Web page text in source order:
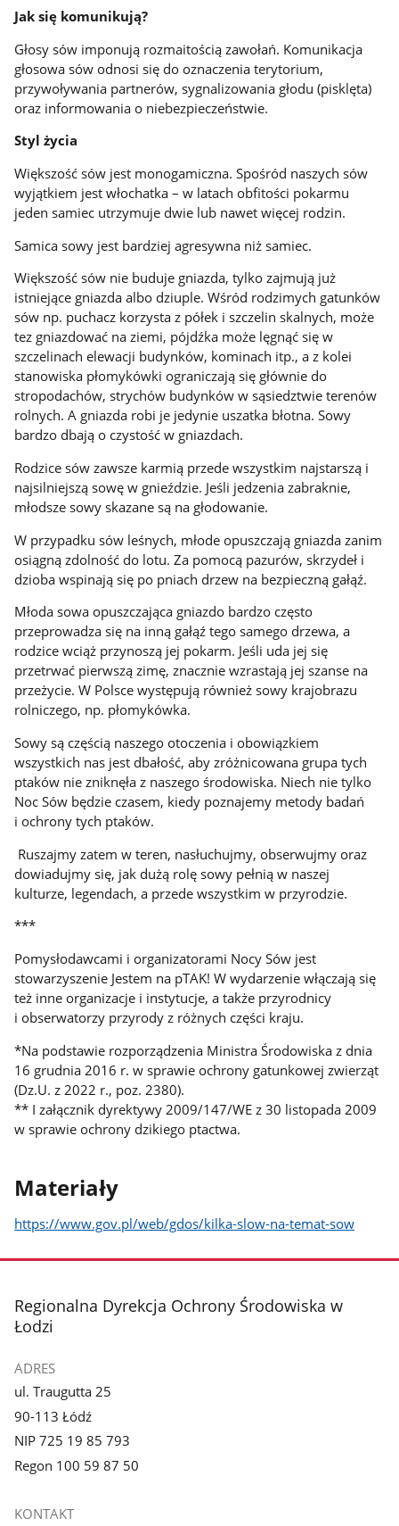
Jak się komunikują?
Głosy sów imponują rozmaitością zawołań. Komunikacja
głosowa sów odnosi się do oznaczenia terytorium,
przywoływania partnerów, sygnalizowania głodu (pisklęta)
oraz informowania o niebezpieczeństwie.
Styl życia
Większość sów jest monogamiczna. Spośród naszych sów
wyjątkiem jest włochatka – w latach obfitości pokarmu
jeden samiec utrzymuje dwie lub nawet więcej rodzin.
Samica sowy jest bardziej agresywna niż samiec.
Większość sów nie buduje gniazda, tylko zajmują już
istniejące gniazda albo dziuple. Wśród rodzimych gatunków
sów np. puchacz korzysta z półek i szczelin skalnych, może
tez gniazdować na ziemi, pójdźka może lęgnąć się w
szczelinach elewacji budynków, kominach itp., a z kolei
stanowiska płomykówki ograniczają się głównie do
stropodachów, strychów budynków w sąsiedztwie terenów
rolnych. A gniazda robi je jedynie uszatka błotna. Sowy
bardzo dbają o czystość w gniazdach.
Rodzice sów zawsze karmią przede wszystkim najstarszą i
najsilniejszą sowę w gnieździe. Jeśli jedzenia zabraknie,
młodsze sowy skazane są na głodowanie.
W przypadku sów leśnych, młode opuszczają gniazda zanim
osiągną zdolność do lotu. Za pomocą pazurów, skrzydeł i
dzioba wspinają się po pniach drzew na bezpieczną gałąź.
Młoda sowa opuszczająca gniazdo bardzo często
przeprowadza się na inną gałąź tego samego drzewa, a
rodzice wciąż przynoszą jej pokarm. Jeśli uda jej się
przetrwać pierwszą zimę, znacznie wzrastają jej szanse na
przeżycie. W Polsce występują również sowy krajobrazu
rolniczego, np. płomykówka.
Sowy są częścią naszego otoczenia i obowiązkiem
wszystkich nas jest dbałość, aby zróżnicowana grupa tych
ptaków nie zniknęła z naszego środowiska. Niech nie tylko
Noc Sów będzie czasem, kiedy poznajemy metody badań
i ochrony tych ptaków.
Ruszajmy zatem w teren, nasłuchujmy, obserwujmy oraz
dowiadujmy się, jak dużą rolę sowy pełnią w naszej
kulturze, legendach, a przede wszystkim w przyrodzie.
***
Pomysłodawcami i organizatorami Nocy Sów jest
stowarzyszenie Jestem na pTAK! W wydarzenie włączają się
też inne organizacje i instytucje, a także przyrodnicy
i obserwatorzy przyrody z różnych części kraju.
*Na podstawie rozporządzenia Ministra Środowiska z dnia
16 grudnia 2016 r. w sprawie ochrony gatunkowej zwierząt
(Dz.U. z 2022 r., poz. 2380).
** I załącznik dyrektywy 2009/147/WE z 30 listopada 2009
w sprawie ochrony dzikiego ptactwa.
Materiały
https://www.gov.pl/web/gdos/kilka-slow-na-temat-sow
stopka
Regionalna Dyrekcja Ochrony Środowiska w
Łodzi
ADRES
ul. Traugutta 25
90-113 Łódź
NIP 725 19 85 793
Regon 100 59 87 50
KONTAKT